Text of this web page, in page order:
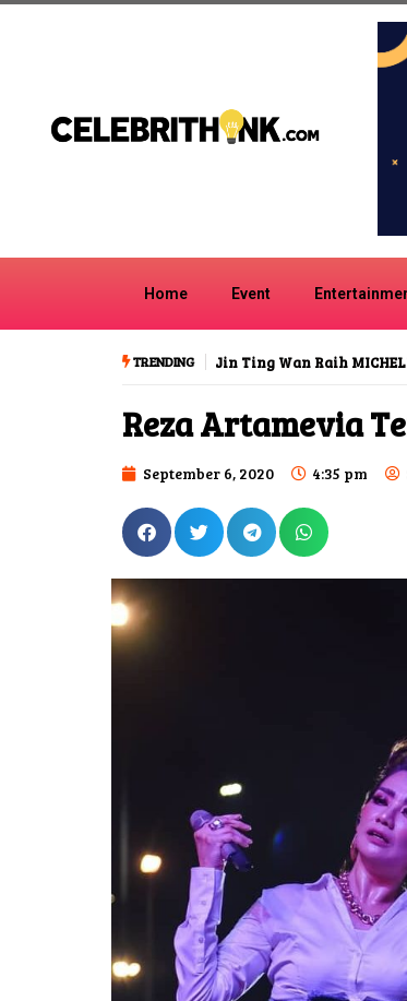
Home Event
TRENDING Jin Ting Wan Raih
Reza Artamevia
September 6, 2020 4:35 pm